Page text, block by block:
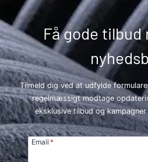
Få gode tilbud
Tilmeld dig ved at udfylde
regelmæssigt modtage
eksklusive tilbud og
Email *